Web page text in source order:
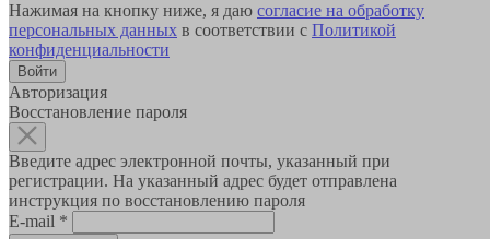
Нажимая на кнопку ниже, я даю согласие на обработку
персональных данных в соответствии с Политикой
конфиденциальности
Авторизация
Восстановление пароля
Введите адрес электронной почты, указанный при
регистрации. На указанный адрес будет отправлена
инструкция по восстановлению пароля
E-mail *